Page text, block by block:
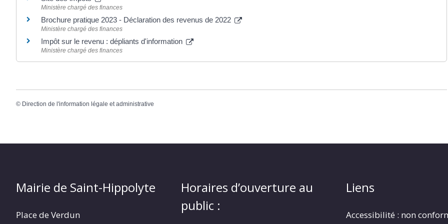
Ministère chargé des finances
Brochure pratique 2023 - Déclaration des revenus de 2022
Ministère chargé des finances
Impôt sur le revenu : dépliants d'information
Ministère chargé des finances
© Direction de l'information légale et administrative
Mairie de Saint-Hippolyte
Place de Verdun
Horaires d’ouverture au
public :
Liens
Accessibilité : non